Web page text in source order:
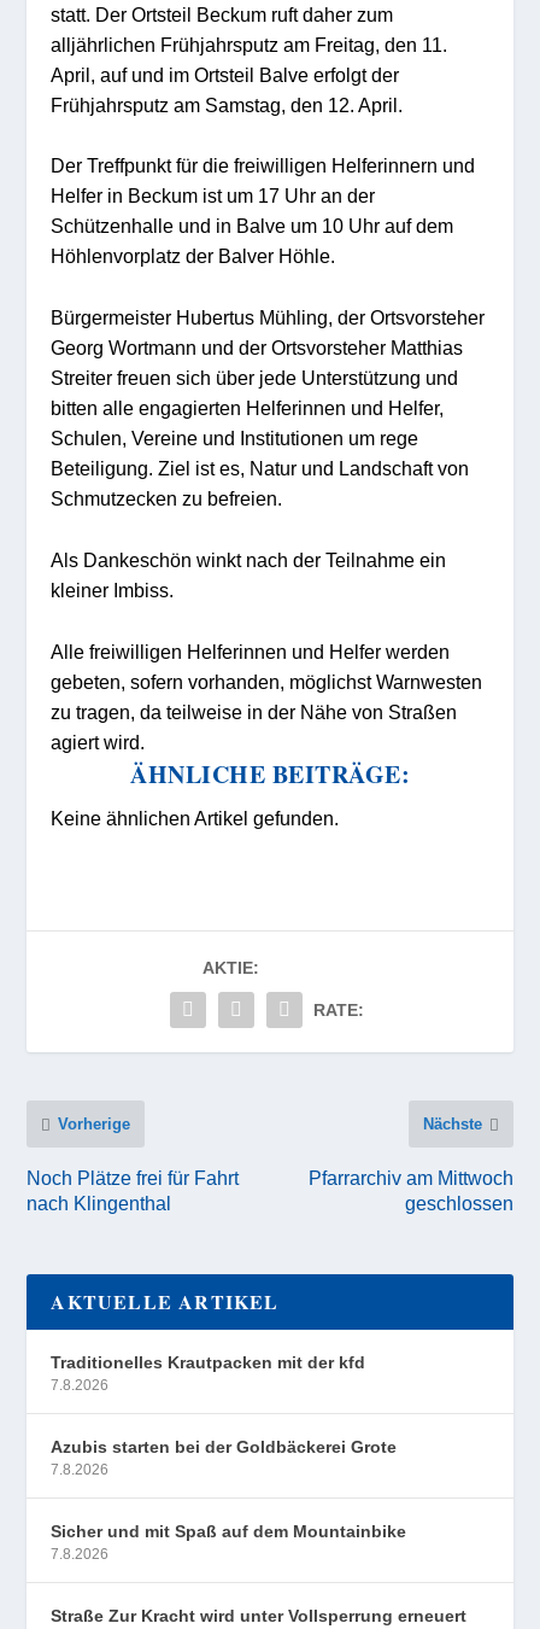
statt. Der Ortsteil Beckum ruft daher zum
alljährlichen Frühjahrsputz am Freitag , den 11
April, aufund im Ortsteil Balveerfolgtder
Frühjahrsputz am Samstag, den 12. April.
Der Treffpunkt für die freiwilligen Helferinnern und
Helfer in Beckum ist um 17 Uhr an der
Schützenhalle und in Balve um 10 Uhr auf dem
Höhlenvorplatz der Balver Höhle.
Bürgermeister Hubertus Mühling,der Ortsvorsteher
Georg Wortmann und der Ortsvorsteher Matthias
Streiter freuen sich über jede Unterstützung und
bitten alle engagierten Helferinnen und Helfer,
Schulen, Vereine und Institutionen um rege
Beteiligung. Ziel ist es, Natur und Landschaft von
Schmutzecken zu befreien.
Als Dankeschön winkt nach der Teilnahme ein
kleiner Imbiss.
Alle freiwilligen Helferinnen und Helfer werden
gebeten, sofern vorhanden, möglichst Warnwesten
zu tragen, da teilweise in der Nähe von Straßen
agiert wird.
ÄHNLICHE BEITRÄGE:
Keine ähnlichen Artikel gefunden.
AKTIE:
RATE:
Vorherige
Noch Plätze frei für Fahrt
nach Klingenthal
Nächste
Pfarrarchiv am Mittwoch
geschlossen
AKTUELLE ARTIKEL
Traditionelles Krautpacken mit der kfd
7.8.2026
Azubis starten bei der Goldbäckerei Grote
7.8.2026
Sicher und mit Spaß auf dem Mountainbike
7.8.2026
Straße Zur Kracht wird unter Vollsperrung erneuert